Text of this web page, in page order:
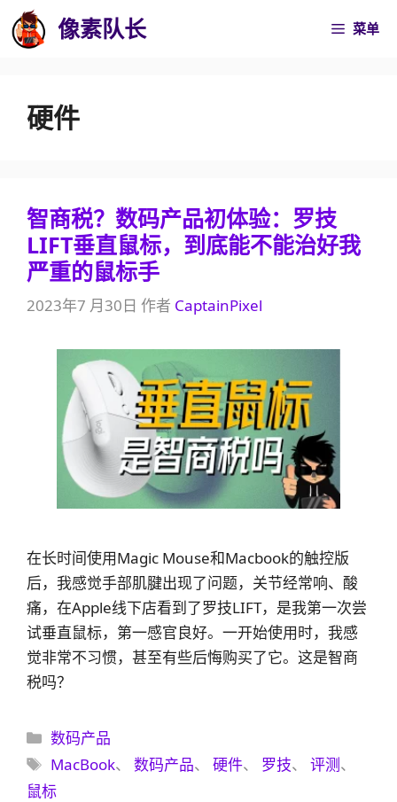
至
像素队长 菜单
硬件
智商税？数码产品初体验：罗技
LIFT垂直鼠标，到底能不能治好我
严重的鼠标手
2023年7 月30日 作者 CaptainPixel
在长时间使用Magic Mouse和Macbook的触控版
后，我感觉手部肌腱出现了问题，关节经常响、酸
痛，在Apple线下店看到了罗技LIFT，是我第一次尝
试垂直鼠标，第一感官良好。一开始使用时，我感
觉非常不习惯，甚至有些后悔购买了它。这是智商
税吗？
分
类
数码产品
标
签
MacBook、数码产品、硬件、 罗技、评测、
鼠标